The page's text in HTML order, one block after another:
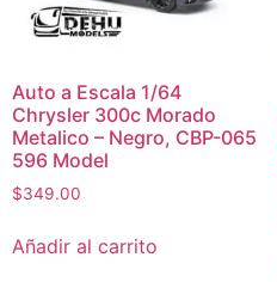
Auto a Escala 1/64
Chrysler 300c Morado
Metalico – Negro, CBP-065
596 Model
$349.00
Añadir al carrito